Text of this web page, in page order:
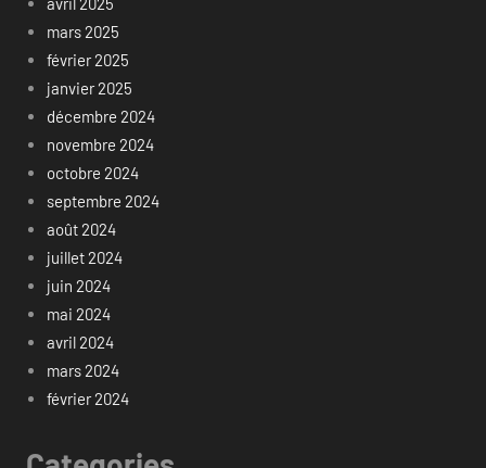
mars 2025
février 2025
janvier 2025
décembre 2024
novembre 2024
octobre 2024
septembre 2024
août 2024
juillet 2024
juin 2024
mai 2024
avril 2024
mars 2024
février 2024